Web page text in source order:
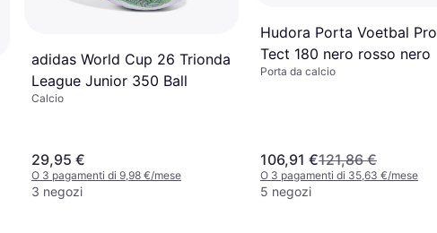
adidas World Cup 26 Trionda
League Junior 350 Ball
Calcio
29,95 €
O 3 pagamenti di 9,98 €/mese
3 negozi
Hudora Porta Voetbal Pro
Tect 180 nero rosso nero
Porta da calcio
106,91 €121,86 €
O 3 pagamenti di 35,63 €/mese
5 negozi